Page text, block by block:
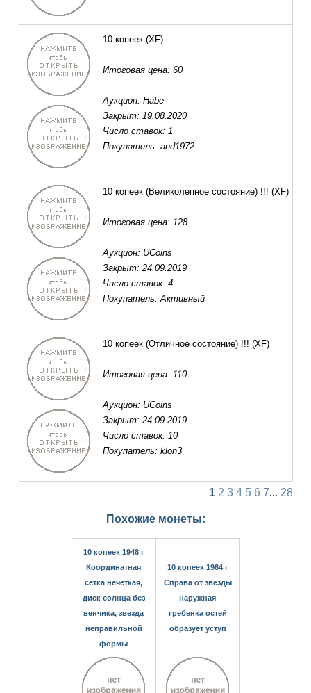
10 копеек (XF)
Итоговая цена: 60
Аукцион: Habe
Закрыт: 19.08.2020
Число ставок: 1
Покупатель: and1972
10 копеек (Великолепное состояние) !!! (XF)
Итоговая цена: 128
Аукцион: UCoins
Закрыт: 24.09.2019
Число ставок: 4
Покупатель: Активный
10 копеек (Отличное состояние) !!! (XF)
Итоговая цена: 110
Аукцион: UCoins
Закрыт: 24.09.2019
Число ставок: 10
Покупатель: klon3
1 2 3 4 5 6 7... 28
Похожие монеты:
10 копеек 1948 г
Координатная
сетка нечеткая,
диск солнца без
венчика, звезда
неправильной
формы
10 копеек 1984 г
Справа от звезды
наружная
гребенка остей
образует уступ